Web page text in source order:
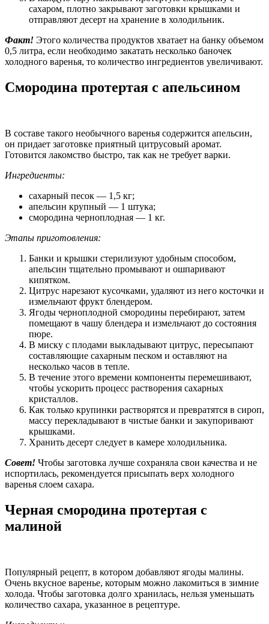
сахаром, плотно закрывают заготовки крышками и
отправляют десерт на хранение в холодильник.
Факт! Этого количества продуктов хватает на банку объемом
0,5 литра, если необходимо закатать несколько баночек
холодного варенья, то количество ингредиентов увеличивают.
Смородина протертая с апельсином
В составе такого необычного варенья содержится апельсин,
он придает заготовке приятный цитрусовый аромат.
Готовится лакомство быстро, так как не требует варки.
Ингредиенты:
сахарный песок — 1,5 кг;
апельсин крупный — 1 штука;
смородина черноплодная — 1 кг.
Этапы приготовления:
Банки и крышки стерилизуют удобным способом,
апельсин тщательно промывают и ошпаривают
кипятком.
Цитрус нарезают кусочками, удаляют из него косточки и
измельчают фрукт блендером.
Ягоды черноплодной смородины перебирают, затем
помещают в чашу блендера и измельчают до состояния
пюре.
В миску с плодами выкладывают цитрус, пересыпают
составляющие сахарным песком и оставляют на
несколько часов в тепле.
В течение этого времени компоненты перемешивают,
чтобы ускорить процесс растворения сахарных
кристаллов.
Как только крупинки растворятся и превратятся в сироп,
массу перекладывают в чистые банки и закупоривают
крышками.
Хранить десерт следует в камере холодильника.
Совет! Чтобы заготовка лучше сохраняла свои качества и не
испортилась, рекомендуется присыпать верх холодного
варенья слоем сахара.
Черная смородина протертая с
малиной
Популярный рецепт, в котором добавляют ягоды малины.
Очень вкусное варенье, которым можно лакомиться в зимние
холода. Чтобы заготовка долго хранилась, нельзя уменьшать
количество сахара, указанное в рецептуре.